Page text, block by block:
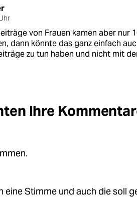
von Frauen kamen aber nur
dann könnte das ganz einfach
zu tun haben und nicht mit
Ihre
eine Stimme und auch die soll